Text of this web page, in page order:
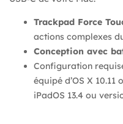
Trackpad Force
actions complexes
Conception avec
Configuration
équipé d’OS X
iPadOS 13.4 ou